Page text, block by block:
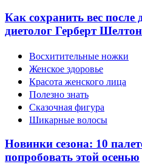
Как сохранить вес после
диетолог Герберт Шелтон
Восхитительные ножки
Женское здоровье
Красота женского лица
Полезно знать
Сказочная фигура
Шикарные волосы
Новинки сезона: 10
попробовать этой осенью